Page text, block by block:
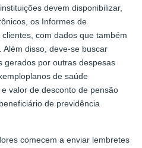
devem disponibilizar,
os Informes de
com dados que também
disso, deve-se buscar
gerados por outras despesas
de saúde
valor de desconto de pensão
de previdência
comecem a enviar lembretes